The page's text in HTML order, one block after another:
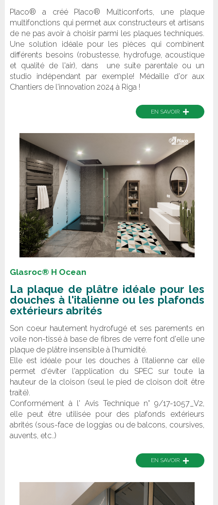
Placo® a créé Placo® Multiconforts, une plaque
multifonctions qui permet aux constructeurs et artisans
de ne pas avoir à choisir parmi les plaques techniques.
Une solution idéale pour les pièces qui combinent
différents besoins (robustesse, hydrofuge, acoustique
et qualité de l'air), dans une suite parentale ou un
studio indépendant par exemple! Médaille d'or aux
Chantiers de l'innovation 2024 à Riga !
EN SAVOIR +
Glasroc® H Ocean
La plaque de plâtre idéale pour les
douches à l'italienne ou les plafonds
extérieurs abrités
Son coeur hautement hydrofugé et ses parements en
voile non-tissé à base de fibres de verre font d'elle une
plaque de plâtre insensible à l’humidité.
Elle est idéale pour les douches à l’italienne car elle
permet d'éviter l'application du SPEC sur toute la
hauteur de la cloison (seul le pied de cloison doit être
traité).
Conformément à l' Avis Technique n° 9/17-1057_V2,
elle peut être utilisée pour des plafonds extérieurs
abrités (sous-face de loggias ou de balcons, coursives,
auvents, etc..)
EN SAVOIR +